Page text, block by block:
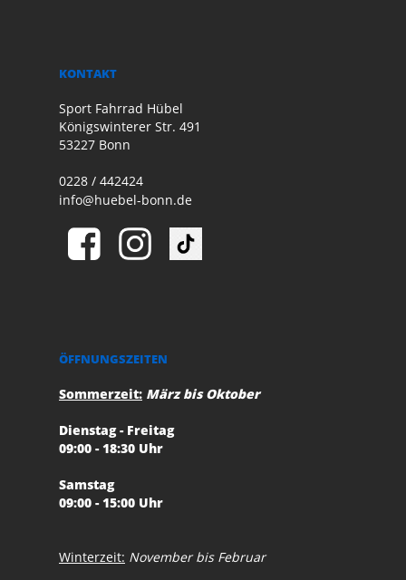
KONTAKT
Sport Fahrrad Hübel
Königswinterer Str. 491
53227 Bonn
0228 / 442424
info@huebel-bonn.de
ÖFFNUNGSZEITEN
Sommerzeit: März bis Oktober
Dienstag - Freitag
09:00 - 18:30 Uhr
Samstag
09:00 - 15:00 Uhr
Winterzeit: November bis Februar